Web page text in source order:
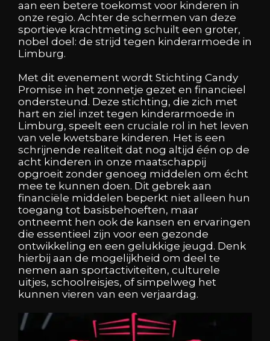
aan een betere toekomst voor kinderen in
onze regio. Achter de schermen van deze
sportieve krachtmeting schuilt een groter,
nobel doel: de strijd tegen kinderarmoede in
Limburg.
Met dit evenement wordt Stichting Candy
Promise in het zonnetje gezet en financieel
ondersteund. Deze stichting, die zich met
hart en ziel inzet tegen kinderarmoede in
Limburg, speelt een cruciale rol in het leven
van vele kwetsbare kinderen. Het is een
schrijnende realiteit dat nog altijd één op de
acht kinderen in onze maatschappij
opgroeit zonder genoeg middelen om écht
mee te kunnen doen. Dit gebrek aan
financiële middelen beperkt niet alleen hun
toegang tot basisbehoeften, maar
ontneemt hen ook de kansen en ervaringen
die essentieel zijn voor een gezonde
ontwikkeling en een gelukkige jeugd. Denk
hierbij aan de mogelijkheid om deel te
nemen aan sportactiviteiten, culturele
uitjes, schoolreisjes, of simpelweg het
kunnen vieren van een verjaardag.